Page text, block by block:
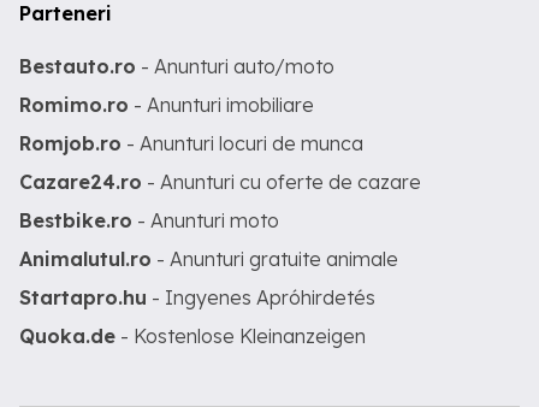
Parteneri
Bestauto.ro - Anunturi auto/moto
Romimo.ro - Anunturi imobiliare
Romjob.ro - Anunturi locuri de munca
Cazare24.ro - Anunturi cu oferte de cazare
Bestbike.ro - Anunturi moto
Animalutul.ro - Anunturi gratuite animale
Startapro.hu - Ingyenes Apróhirdetés
Quoka.de - Kostenlose Kleinanzeigen